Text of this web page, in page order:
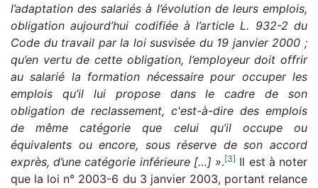
l’adaptation des salariés à l’évolution de leurs emplois,
obligation aujourd’hui codifiée à l’article L. 932-2 du
Code du travail par la loi susvisée du 19 janvier 2000 ;
qu’en vertu de cette obligation, l’employeur doit offrir
au salarié la formation nécessaire pour occuper les
emplois qu’il lui propose dans le cadre de son
obligation de reclassement, c'est-à-dire des emplois
de même catégorie que celui qu’il occupe ou
équivalents ou encore, sous réserve de son accord
exprès, d’une catégorie inférieure […] ».[3] Il est à noter
que la loi n° 2003-6 du 3 janvier 2003, portant relance